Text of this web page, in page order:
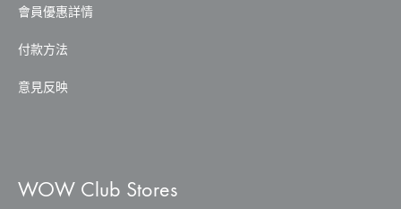
會員優惠詳情
付款方法
意見反映
WOW Club Stores